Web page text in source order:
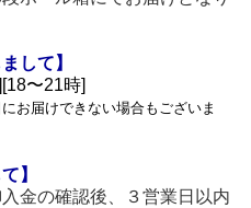
して】
〜21時]
お届けできない場合もございま
】
金の確認後、３営業日以内